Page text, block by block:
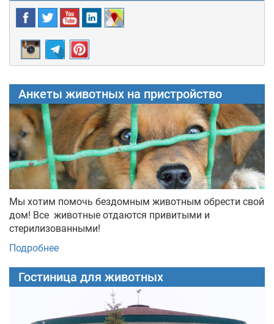
Анкеты животных на пристройство
Мы хотим помочь бездомным животным обрести свой
дом! Все животные отдаются привитыми и
стерилизованными!
Подробнее
Гостиница для животных